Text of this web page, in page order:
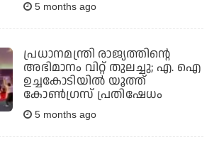
5 months ago
പ്രധാനമന്ത്രി രാജ്യത്തിന്റെ
അഭിമാനം വിറ്റ് തുലച്ചു; എ. ഐ
ഉച്ചകോടിയില്‍ യൂത്ത്
കോണ്‍ഗ്രസ് പ്രതിഷേധം
5 months ago